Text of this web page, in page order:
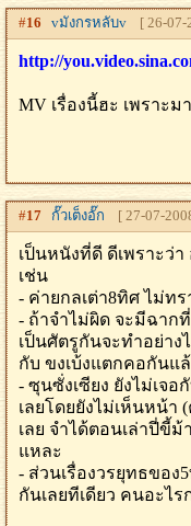
#16 vมังกรหลับv [ 26-07-
http://
MV เรื่องนี้ฮะ เพราะม
#17 กั๊วเต็งอั๊ก [ 27-07-
เป็นหนังที่ดี ดีเพราะว่
เช่น
- ค่ายกลเต่า8ทิศ ไม่ท
- ถ้าจำไม่ผิด จะมีฉาก
เป็นศัตรูกันจะทำอย่าง
กับ ขงเบ้งแตกคอกันแ
- ซุนซั่งเซียง ยังไม่เจ
เลยโดยยังไม่เห็นหน้
เลย จำได้ตอนเล่าปี่ขี้
แหละ
- ส่วนเรื่องวรยุทธของ
กันเลยทีเดียว คนอะไ